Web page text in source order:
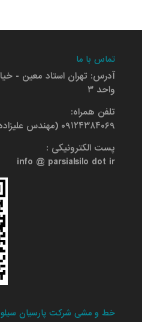
تماس با ما
واحد ۳
تلفن همراه:
۰۹۱۲۴۳۸۴۰۶۹ (مهندس علیزاده)
پست الکترونیکی :
info @ parsialsilo dot ir
خط و مشی شرکت پارسیان سیلو